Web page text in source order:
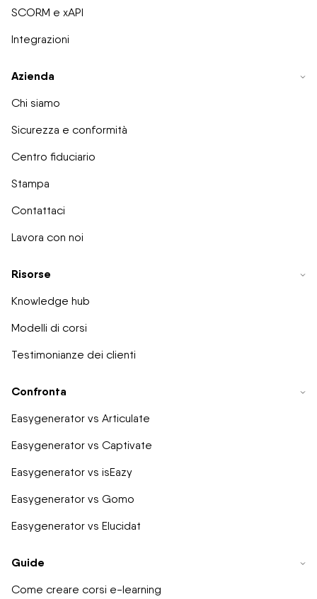
SCORM e xAPI
Integrazioni
Azienda
Chi siamo
Sicurezza e conformità
Centro fiduciario
Stampa
Contattaci
Lavora con noi
Risorse
Knowledge hub
Modelli di corsi
Testimonianze dei clienti
Confronta
Easygenerator vs Articulate
Easygenerator vs Captivate
Easygenerator vs isEazy
Easygenerator vs Gomo
Easygenerator vs Elucidat
Guide
Come creare corsi e-learning